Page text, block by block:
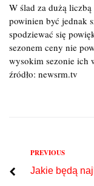
W ślad za dużą
powinien być jednak
spodziewać się
sezonem ceny nie
wysokim sezonie ich
źródło: newsrm.tv
Nawigacja
wpisu
Previous
PREVIOUS
Jakie będą